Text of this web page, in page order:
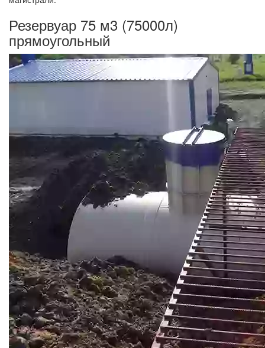
Резервуар 75 м3 (75000л)
прямоугольный